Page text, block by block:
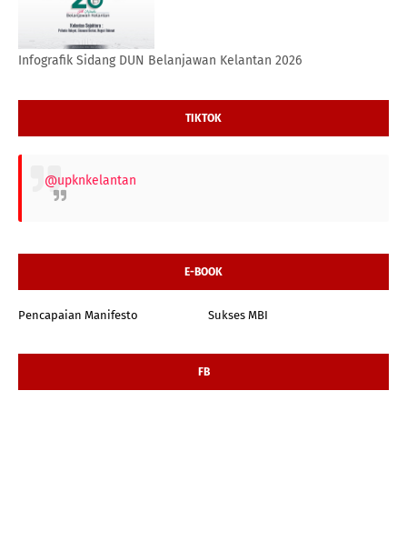
Infografik Sidang DUN Belanjawan Kelantan 2026
TIKTOK
@upknkelantan
E-BOOK
Pencapaian Manifesto Sukses MBI
FB